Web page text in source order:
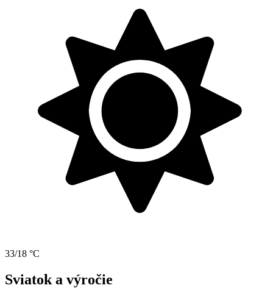
33/18 °C
Sviatok a výročie